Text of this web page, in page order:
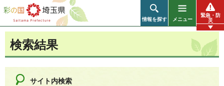
彩の国 埼玉県
情報を探す メニュー
緊急・防
災
検索結果
サイト内検索